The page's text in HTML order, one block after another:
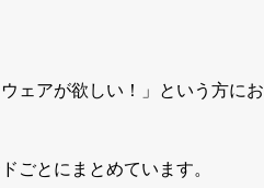
ェアが欲しい！」という方にお
ごとにまとめています。